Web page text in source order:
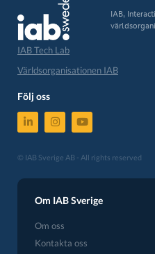
IAB,
IAB Tech Lab
Världsorganisationen IAB
Följ oss
© IAB Sverige AB - All rights reserved
Om IAB Sverige
Om oss
Kontakta oss